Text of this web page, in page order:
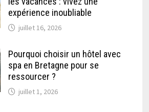
expérience inoubliable
juillet 16, 2026
Pourquoi choisir un hôtel avec
spa en Bretagne pour se
ressourcer ?
juillet 1, 2026